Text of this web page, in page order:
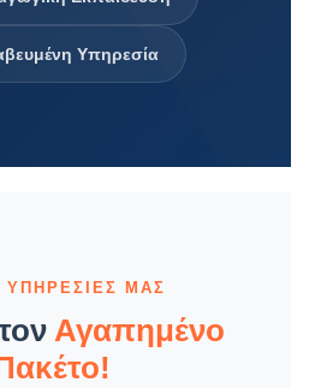
Υπηρεσία
ΥΠΗΡΕΣΊΕΣ ΜΑΣ
Αγαπημένο